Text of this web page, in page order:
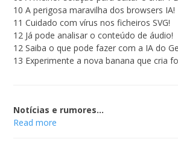
10 A perigosa maravilha dos browsers IA!
11 Cuidado com vírus nos ficheiros SVG!
12 Já pode analisar o conteúdo de áudio!
12 Saiba o que pode fazer com a IA do
13 Experimente a nova banana que cria
Notícias e rumores…
Read more